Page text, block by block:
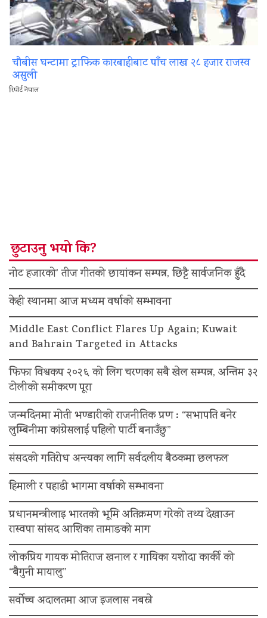
चौबीस घन्टामा ट्राफिक कारबाहीबाट पाँच लाख २८ हजार राजस्व
असुली
रिपोर्ट नेपाल
छुटाउनु भयो कि?
नोट हजारको’ तीज गीतको छायांकन सम्पन्न, छिट्टै सार्वजनिक हुँदै
केही स्थानमा आज मध्यम वर्षाको सम्भावना
Middle East Conflict Flares Up Again; Kuwait
and Bahrain Targeted in Attacks
फिफा विश्वकप २०२६ को लिग चरणका सबै खेल सम्पन्न, अन्तिम ३२
टोलीको समीकरण पूरा
जन्मदिनमा मोती भण्डारीको राजनीतिक प्रण : “सभापति बनेर
लुम्बिनीमा कांग्रेसलाई पहिलो पार्टी बनाउँछु”
संसदको गतिरोध अन्त्यका लागि सर्वदलीय बैठकमा छलफल
हिमाली र पहाडी भागमा वर्षाको सम्भावना
प्रधानमन्त्रीलाइ भारतको भूमि अतिक्रमण गरेको तथ्य देखाउन
रास्वपा सांसद आशिका तामाङको माग
लोकप्रिय गायक मोतिराज खनाल र गायिका यशोदा कार्की को
“बैगुनी मायालु”
सर्वोच्च अदालतमा आज इजलास नबस्ने